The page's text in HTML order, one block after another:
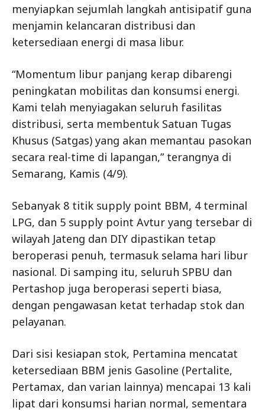
menyiapkan sejumlah langkah antisipatif guna
menjamin kelancaran distribusi dan
ketersediaan energi di masa libur.
“Momentum libur panjang kerap dibarengi
peningkatan mobilitas dan konsumsi energi.
Kami telah menyiagakan seluruh fasilitas
distribusi, serta membentuk Satuan Tugas
Khusus (Satgas) yang akan memantau pasokan
secara real-time di lapangan,” terangnya di
Semarang, Kamis (4/9).
Sebanyak 8 titik supply point BBM, 4 terminal
LPG, dan 5 supply point Avtur yang tersebar di
wilayah Jateng dan DIY dipastikan tetap
beroperasi penuh, termasuk selama hari libur
nasional. Di samping itu, seluruh SPBU dan
Pertashop juga beroperasi seperti biasa,
dengan pengawasan ketat terhadap stok dan
pelayanan.
Dari sisi kesiapan stok, Pertamina mencatat
ketersediaan BBM jenis Gasoline (Pertalite,
Pertamax, dan varian lainnya) mencapai 13 kali
lipat dari konsumsi harian normal, sementara